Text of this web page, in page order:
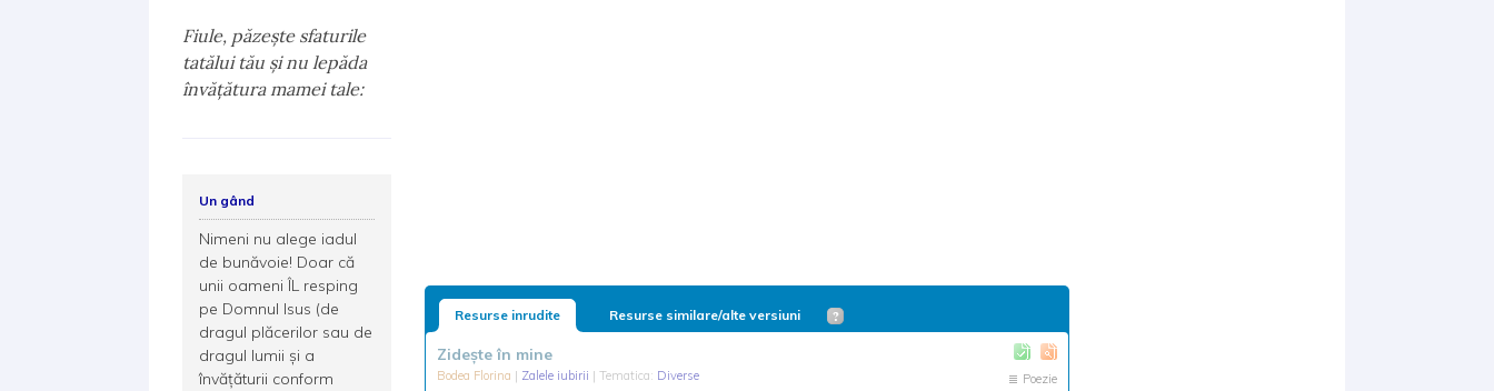
Resurse inrudite Resurse similare/alte versiuni
Zidește în mine
Bodea Florina | Zalele iubirii | Tematica: Diverse Poezie
Fiule, păzeşte sfaturile
tatălui tău şi nu lepăda
învăţătura mamei tale:
Un gând
Nimeni nu alege iadul
de bunăvoie! Doar că
unii oameni ÎL resping
pe Domnul Isus (de
dragul plăcerilor sau de
dragul lumii şi a
învăţăturii conform